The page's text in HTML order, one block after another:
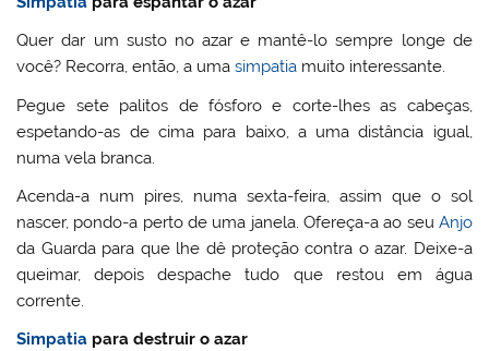
Quer dar um susto no azar e mantê-lo sempre longe de
você? Recorra, então, a umasimpatia muito interessante.
Pegue sete palitos de fósforo e corte-lhes as cabeças,
espetando-as de cima para baixo, a uma distância igual,
numa vela branca.
Acenda-a num pires, numa sexta-feira, assim que o sol
nascer, pondo-a perto de uma janela. Ofereça-a ao seu Anjo
da Guarda para que lhe dê proteção contra o azar. Deixe-a
queimar, depois despache tudo que restou em água
corrente.
Simpatia para destruir o azar